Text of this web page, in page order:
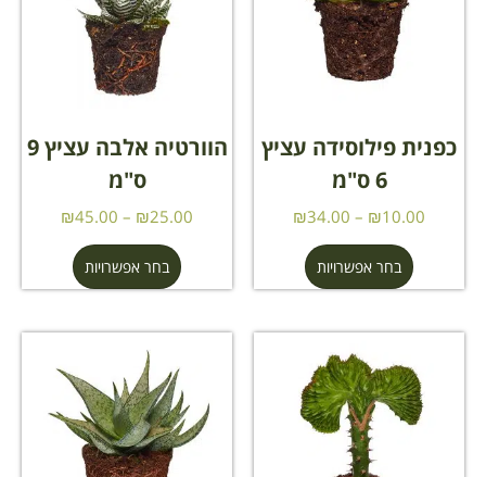
כפנית פילוסידה עציץ
₪10.00
–
₪34.00
בחר אפשרויות
הוורטיה אלבה עציץ 9
ס"מ
₪25.00
–
₪45.00
בחר אפשרויות